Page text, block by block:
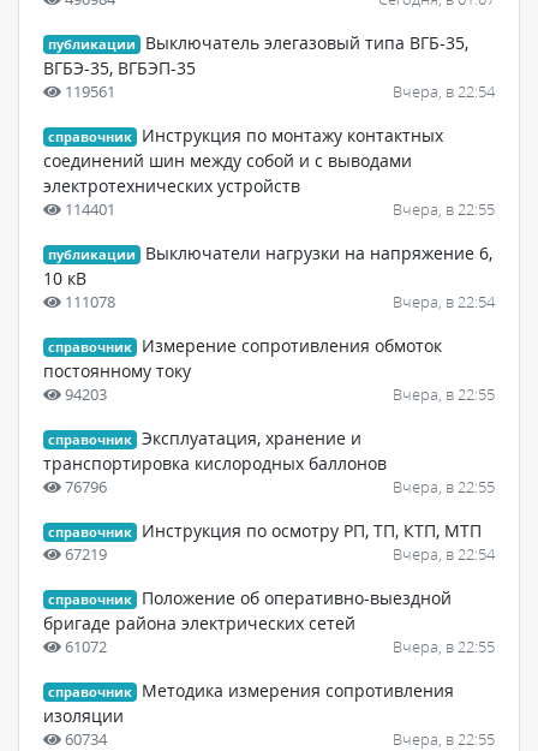
публикации
Выключатель элегазовый типа ВГБ-35,
ВГБЭ-35, ВГБЭП-35
119561 Вчера, в 22:54
справочник
Инструкция по монтажу контактных
соединений шин между собой и с выводами
электротехнических устройств
114401 Вчера, в 22:55
публикации
Выключатели нагрузки на напряжение 6,
10 кВ
111078 Вчера, в 22:54
справочник
Измерение сопротивления обмоток
постоянному току
94203 Вчера, в 22:55
справочник Эксплуатация, хранение и
транспортировка кислородных баллонов
76796 Вчера, в 22:55
справочник Инструкция по осмотру РП, ТП, КТП, МТП
67219 Вчера, в 22:54
справочник
Положение об оперативно-выездной
бригаде района электрических сетей
61072 Вчера, в 22:55
справочник
Методика измерения сопротивления
изоляции
60734 Вчера, в 22:55